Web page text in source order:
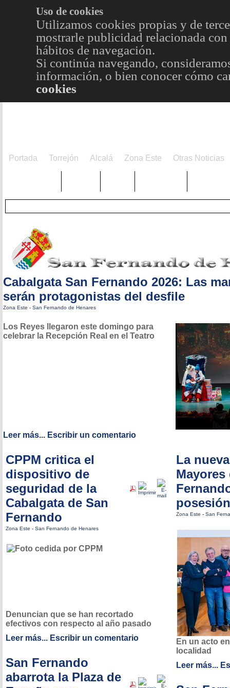
Uso de cookies
Utilizamos cookies propias y de
mostrarle publicidad relacionada
hábitos de navegación.
Si continúa navegando,
información, o bien conocer cómo
cookies
Portada Torrejón Alcalá Zona Este Otras Noticias
Cabalgata San Fernando 2026: Las
serán protagonistas del desfile
Zona Este - San Fernando de Henares
Los Reyes llegaron este domingo para
celebrar la Recepción Real en el Teatro
Leer más... Escribir un comentario
CPPM critica el
dispositivo de
seguridad de la
Cabalgata de San
Fernando
Zona Este - San Fernando de Henares
Denuncian que se han recortado
efectivos con respecto al año pasado
Leer más... Escribir un comentario
San Fernando
abarrota la Plaza de
La
Mayores
Zona Este - San
En un acto
localidad
Leer más...